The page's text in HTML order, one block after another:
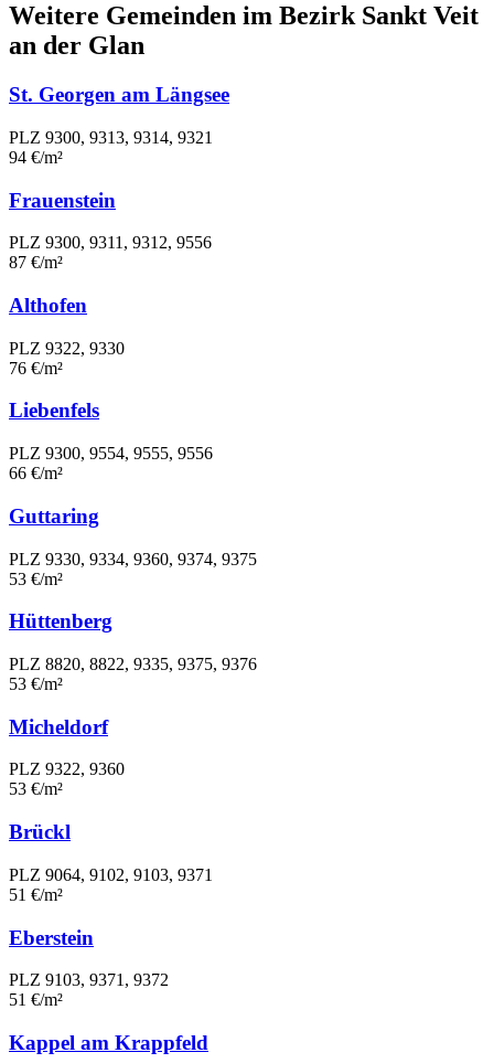
Weitere Gemeinden im Bezirk Sankt Veit
an der Glan
St. Georgen am Längsee
PLZ 9300, 9313, 9314, 9321
94 €/m²
Frauenstein
PLZ 9300, 9311, 9312, 9556
87 €/m²
Althofen
PLZ 9322, 9330
76 €/m²
Liebenfels
PLZ 9300, 9554, 9555, 9556
66 €/m²
Guttaring
PLZ 9330, 9334, 9360, 9374, 9375
53 €/m²
Hüttenberg
PLZ 8820, 8822, 9335, 9375, 9376
53 €/m²
Micheldorf
PLZ 9322, 9360
53 €/m²
Brückl
PLZ 9064, 9102, 9103, 9371
51 €/m²
Eberstein
PLZ 9103, 9371, 9372
51 €/m²
Kappel am Krappfeld